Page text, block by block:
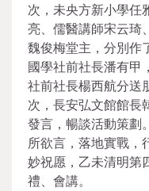
次，未央方新小學任
亮、儒醫講師宋云琦
魏俊梅堂主，分別作
國學社前社長潘有甲
社前社長楊西航分送
次，長安弘文館館長
發言，暢談活動策劃
所欲言，落地實戰，
妙祝愿，乙未清明第
禮、會講。